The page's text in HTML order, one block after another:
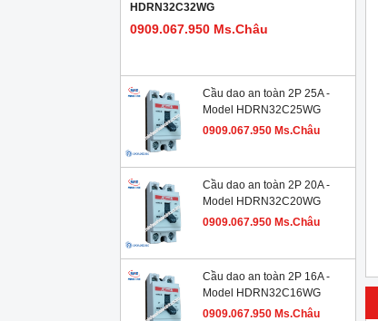
HDRN32C32WG
0909.067.950 Ms.Châu
Cầu dao an toàn 2P 25A -
Model HDRN32C25WG
0909.067.950 Ms.Châu
Cầu dao an toàn 2P 20A -
Model HDRN32C20WG
0909.067.950 Ms.Châu
Cầu dao an toàn 2P 16A -
Model HDRN32C16WG
0909.067.950 Ms.Châu